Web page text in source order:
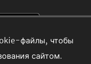
файлы, чтобы
сайтом.